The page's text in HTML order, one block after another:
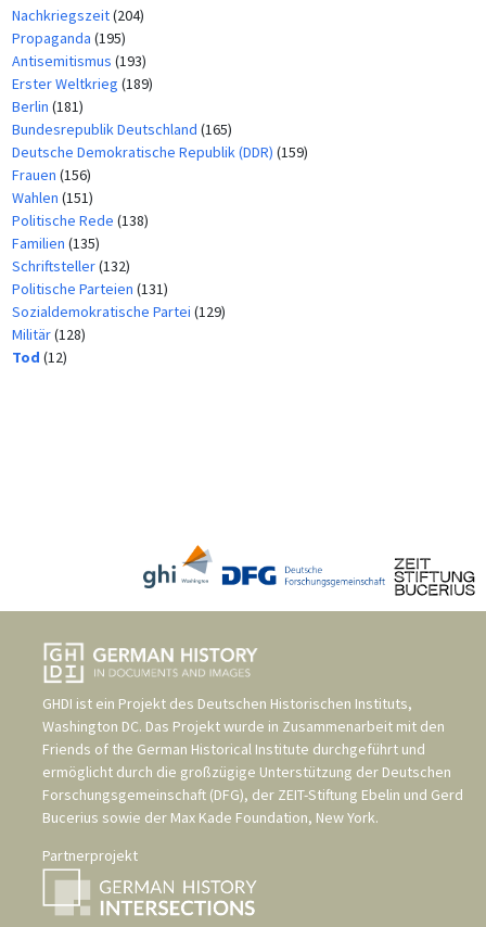
Nachkriegszeit(204)
Propaganda (195)
Antisemitismus (193)
Erster Weltkrieg (189)
Berlin (181)
Bundesrepublik Deutschland (165)
Deutsche Demokratische Republik (DDR) (159)
Frauen (156)
Wahlen (151)
Politische Rede (138)
Familien (135)
Schriftsteller(132)
Politische Parteien (131)
Sozialdemokratische Partei (129)
Militär(128)
Tod (12)
GHDI ist ein Projekt des Deutschen Historischen Instituts,
Washington DC. Das Projekt wurde in Zusammenarbeit mit den
Friends of the German Historical Institute durchgeführt und
ermöglicht durch die großzügige Unterstützung der Deutschen
Forschungsgemeinschaft (DFG), der ZEIT-Stiftung Ebelin und Gerd
Bucerius sowie der Max Kade Foundation, New York.
Partnerprojekt